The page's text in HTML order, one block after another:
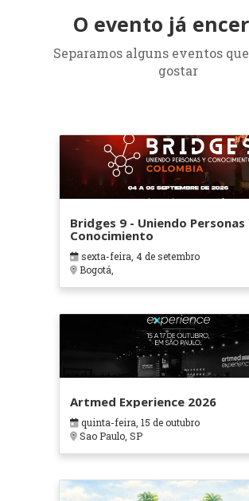
O evento já
Separamos alguns eventos
gostar
Bridges 9 - Uniendo Personas
Conocimiento
sexta-feira, 4 de setembro
Bogotá,
Artmed Experience 2026
quinta-feira, 15 de outubro
Sao Paulo, SP